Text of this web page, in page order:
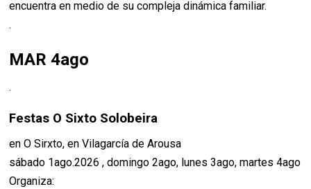
encuentra en medio de su compleja dinámica familiar.
.
MAR 4ago
.
Festas O Sixto Solobeira
en O Sirxto, en Vilagarcía de Arousa
sábado 1ago.2026 , domingo 2ago, lunes 3ago, martes 4ago
Organiza: